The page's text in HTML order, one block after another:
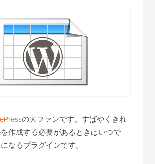
の大ファンです。すばやくきれ
作成する必要があるときはいつで
なるプラグインです。